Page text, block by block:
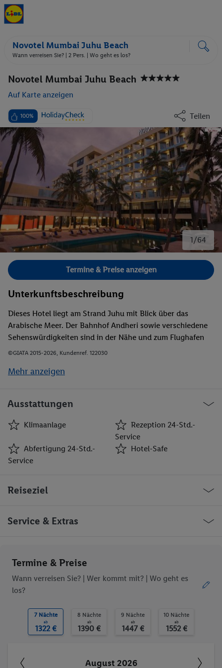
Novotel Mumbai Juhu Beach
Wann verreisen Sie? | 2 Pers. | Wo geht es los?
Novotel Mumbai Juhu Beach
Auf Karte anzeigen
100% Teilen
1/64
Bild 1 von 64.
Termine & Preise anzeigen
Unterkunftsbeschreibung
Dieses Hotel liegt am Strand Juhu mit Blick über das
Arabische Meer. Der Bahnhof Andheri sowie verschiedene
Sehenswürdigkeiten sind in der Nähe und zum Flughafen
sind es ca. 8 km.
©GIATA 2015-2026, Kundenref. 122030
Mehr anzeigen
Ausstattungen
Klimaanlage
Rezeption 24-Std.-
Service
Abfertigung 24-Std.-
Service
Hotel-Safe
Service
Bar(s)
Theatersaal
Spielzimmer
Konferenzraum
Öffentliches Internet
WLAN-Internet
Zimmerservice
Wäscheservice
Parkplatz
Reiseziel
Indien Mumbai Balraj Sahani Marg
Service & Extras
entspricht, erfrage bitte vor der Buchung im Service Center.
Termine & Preise
Wann verreisen Sie? | Wer kommt mit? | Wo geht es
los?
7 Nächte
ab
1322 €
8 Nächte
ab
1390 €
9 Nächte
ab
1447 €
10 Nächte
ab
1552 €
August 2026